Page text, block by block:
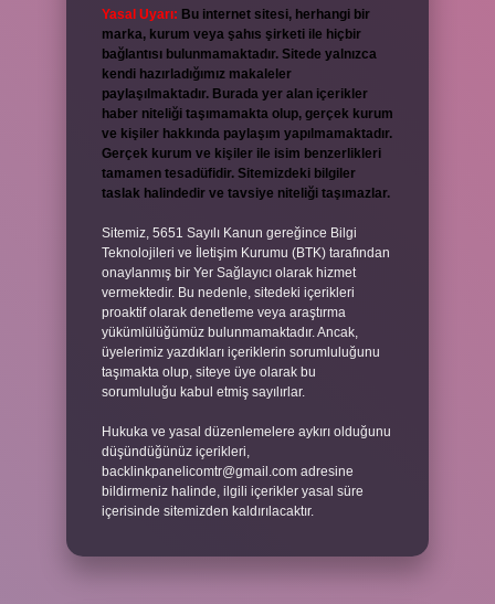
Yasal Uyarı: Bu internet sitesi, herhangi bir
marka, kurum veya şahıs şirketi ile hiçbir
bağlantısı bulunmamaktadır. Sitede yalnızca
kendi hazırladığımız makaleler
paylaşılmaktadır. Burada yer alan içerikler
haber niteliği taşımamakta olup, gerçek kurum
ve kişiler hakkında paylaşım yapılmamaktadır.
Gerçek kurum ve kişiler ile isim benzerlikleri
tamamen tesadüfidir. Sitemizdeki bilgiler
taslak halindedir ve tavsiye niteliği taşımazlar.
Sitemiz, 5651 Sayılı Kanun gereğince Bilgi
Teknolojileri ve İletişim Kurumu (BTK) tarafından
onaylanmış bir Yer Sağlayıcı olarak hizmet
vermektedir. Bu nedenle, sitedeki içerikleri
proaktif olarak denetleme veya araştırma
yükümlülüğümüz bulunmamaktadır. Ancak,
üyelerimiz yazdıkları içeriklerin sorumluluğunu
taşımakta olup, siteye üye olarak bu
sorumluluğu kabul etmiş sayılırlar.
Hukuka ve yasal düzenlemelere aykırı olduğunu
düşündüğünüz içerikleri,
backlinkpanelicomtr@gmail.com adresine
bildirmeniz halinde, ilgili içerikler yasal süre
içerisinde sitemizden kaldırılacaktır.